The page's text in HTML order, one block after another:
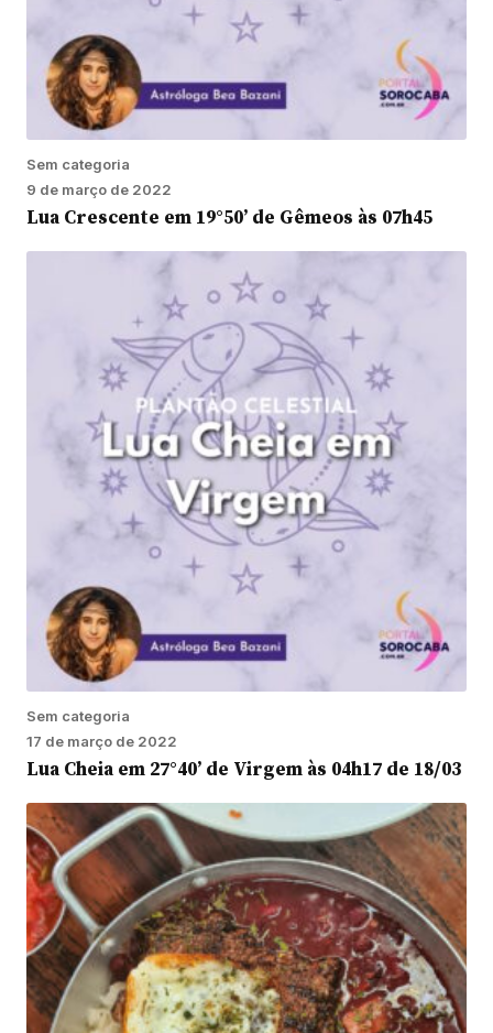
Sem categoria
9 de março de 2022
Lua Crescente em 19°50’ de Gêmeos às 07h45
Sem categoria
17 de março de 2022
Lua Cheia em 27°40’ de Virgem às 04h17 de 18/03